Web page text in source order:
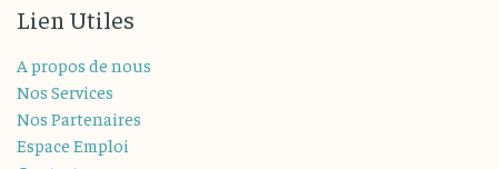
Lien Utiles
A propos de nous
Nos Services
Nos Partenaires
Espace Emploi